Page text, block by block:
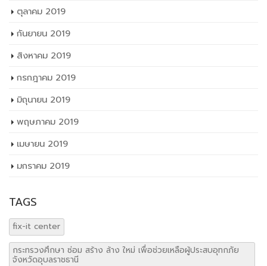
กันยายน 2019
สิงหาคม 2019
กรกฎาคม 2019
มิถุนายน 2019
พฤษภาคม 2019
เมษายน 2019
มกราคม 2019
TAGS
fix-it center
กระทรวงศึกษา ซ่อม สร้าง ล้าง ใหม่ เพื่อช่วยเหลือผู้ประสบอุทกภัย
จังหวัดอุบลราชธานี
การศึกษาอัตราส่วนที่เหมาะสมของวัสดุจากธรรมชาติในการบำบัดน้ำทิ้ง